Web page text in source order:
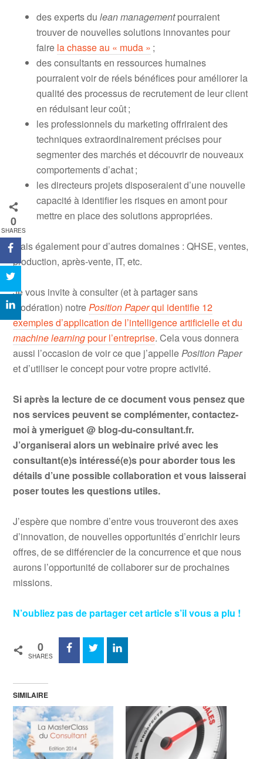
des experts dulean managementpourraient
trouver de nouvelles solutions innovantes pour
faire la chasse au « muda » ;
des consultants en ressources humaines
pourraient voir de réels bénéfices pour améliorer la
qualité des processus de recrutement de leur client
en réduisant leur coût ;
les professionnels du marketing offriraient des
techniques extraordinairement précises pour
segmenter des marchés et découvrir de nouveaux
comportements d’achat ;
les directeurs projets disposeraient d’une nouvelle
capacité à identifier les risques en amont pour
mettre en place des solutions appropriées.
Mais également pour d’autres domaines : QHSE, ventes,
production, après-vente, IT, etc.
Je vous invite à consulter (et à partager sans
modération) notrePosition Paperqui identifie 12
exemples d’application de l’intelligence artificielle et du
machine learningpour l’entreprise. Cela vous donnera
aussi l’occasion de voir ce que j’appellePosition Paper
et d’utiliser le concept pour votre propre activité.
Si après la lecture de ce document vous pensez que
nos services peuvent se complémenter, contactez-
moi à ymeriguet @ blog-du-consultant.fr.
J’organiserai alors un webinaire privé avec les
consultant(e)s intéressé(e)s pour aborder tous les
détails d’une possible collaboration et vous laisserai
poser toutes les questions utiles.
J’espère que nombre d’entre vous trouveront des axes
d’innovation, de nouvelles opportunités d’enrichir leurs
offres, de se différencier de la concurrence et que nous
aurons l’opportunité de collaborer sur de prochaines
missions.
N’oubliez pas de partager cet article s’il vous a plu !
0
SHARES
SIMILAIRE
0
SHARES